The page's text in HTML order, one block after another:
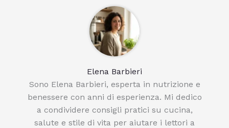
Elena Barbieri
Sono Elena Barbieri, esperta in nutrizione e
benessere con anni di esperienza. Mi dedico
a condividere consigli pratici su cucina,
salute e stile di vita per aiutare i lettori a